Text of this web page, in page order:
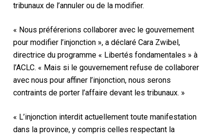
tribunaux de l’annuler ou de la modifier.
« Nous préférerions collaborer avec le gouvernement
pour modifier l’injonction », a déclaré Cara Zwibel,
directrice du programme « Libertés fondamentales » à
l’ACLC. « Mais si le gouvernement refuse de collaborer
avec nous pour affiner l’injonction, nous serons
contraints de porter l’affaire devant les tribunaux. »
« L’injonction interdit actuellement toute manifestation
dans la province, y compris celles respectant la